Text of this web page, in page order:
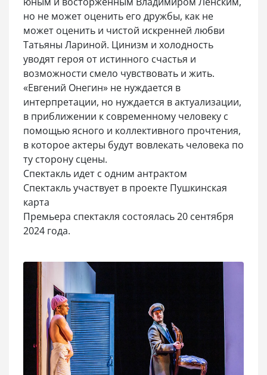
но не может оценить его дружбы, как не
может оценить и чистой искренней любви
Татьяны Лариной. Цинизм и холодность
уводят героя от истинного счастья и
возможности смело чувствовать и жить.
«Евгений Онегин» не нуждается в
интерпретации, но нуждается в актуализации,
в приближении к современному человеку с
помощью ясного и коллективного прочтения,
в которое актеры будут вовлекать человека по
ту сторону сцены.
Спектакль идет с одним антрактом
Спектакль участвует в проекте Пушкинская
карта
Премьера спектакля состоялась 20 сентября
2024 года.